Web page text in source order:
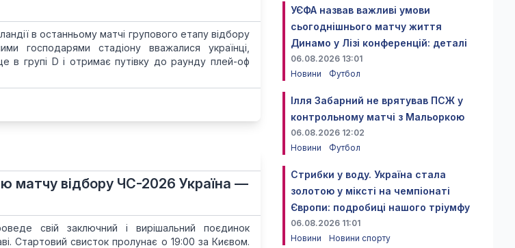
в останньому матчі групового етапу відбору
господарями стадіону вважалися українці,
в групі D і отримає путівку до раунду плей-оф
матчу відбору ЧС-2026 Україна —
свій заключний і вирішальний поєдинок
Стартовий свисток пролунає о 19:00 за Києвом.
УЄФА назвав важливі умови
сьогоднішнього матчу життя
Динамо у Лізі конференцій: деталі
06.08.2026 13:01
Новини
Футбол
Ілля Забарний не врятував ПСЖ у
контрольному матчі з Мальоркою
06.08.2026 12:02
Новини
Футбол
Стрибки у воду. Україна стала
золотою у міксті на чемпіонаті
Європи: подробиці нашого тріумфу
06.08.2026 11:01
Новини
Новини спорту